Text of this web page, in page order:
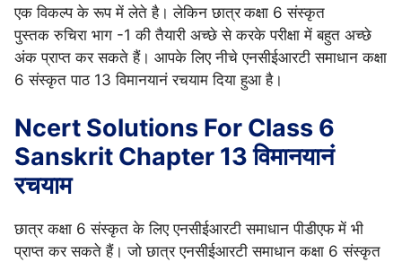
एक विकल्प के रूप में लेते है। लेकिन छात्र कक्षा 6 संस्कृत
पुस्तक रुचिरा भाग -1 की तैयारी अच्छे से करके परीक्षा में बहुत अच्छे
अंक प्राप्त कर सकते हैं। आपके लिए नीचे एनसीईआरटी समाधान कक्षा
6 संस्कृत पाठ 13 विमानयानं रचयाम दिया हुआ है।
Ncert Solutions For Class 6
Sanskrit Chapter 13 विमानयानं
रचयाम
छात्र कक्षा 6 संस्कृत के लिए एनसीईआरटी समाधान पीडीएफ में भी
प्राप्त कर सकते हैं। जो छात्र एनसीईआरटी समाधान कक्षा 6 संस्कृत